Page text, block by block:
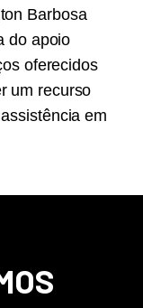
Barbosa
do apoio
oferecidos
um recurso
em